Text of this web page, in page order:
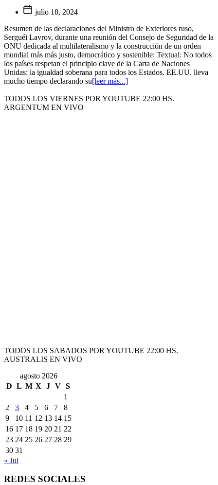
julio 18, 2024
Resumen de las declaraciones del Ministro de Exteriores ruso,
Serguéi Lavrov, durante una reunión del Consejo de Seguridad de la
ONU dedicada al multilateralismo y la construcción de un orden
mundial más más justo, democrático y sostenible: Textual: No todos
los países respetan el principio clave de la Carta de Naciones
Unidas: la igualdad soberana para todos los Estados. EE.UU. lleva
mucho tiempo declarando su[leer más...]
TODOS LOS VIERNES POR YOUTUBE 22:00 HS.
ARGENTUM EN VIVO
TODOS LOS SABADOS POR YOUTUBE 22:00 HS.
AUSTRALIS EN VIVO
agosto 2026
D L M X J V S
1
2
3 4 5 6 7
8
9
10 11 12 13 14 15
16 17 18 19 20 21 22
23 24 25 26 27 28 29
30 31
« Jul
REDES SOCIALES